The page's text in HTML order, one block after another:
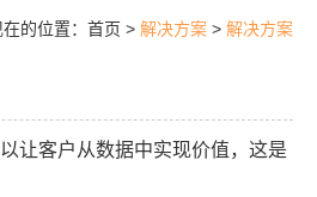
在的位置：首页 > 解决方案> 解决方案
让客户从数据中实现价值，这是